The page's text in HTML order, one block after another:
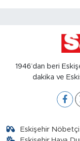
1946’dan beri
dakika ve
Eskişehir